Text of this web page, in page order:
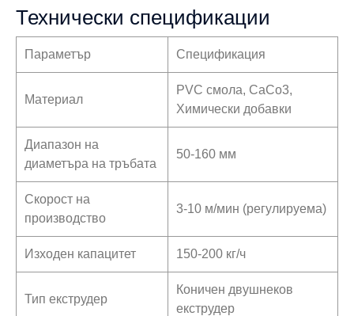
Технически спецификации
Параметър Спецификация
Материал
PVC смола, CaCo3,
Химически добавки
Диапазон на
диаметъра на тръбата
50-160 мм
Скорост на
производство
3-10 м/мин (регулируема)
Изходен капацитет 150-200 кг/ч
Тип екструдер
Коничен двушнеков
екструдер